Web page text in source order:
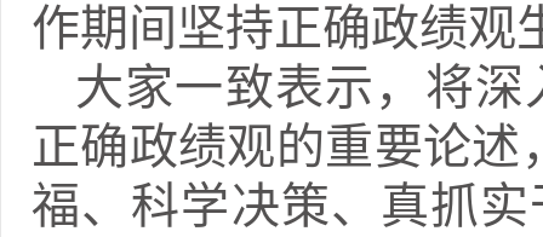
作期间坚持正确政绩观
大家一致表示，将
正确政绩观的重要论述
福、科学决策、真抓